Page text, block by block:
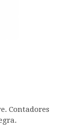
Contadores